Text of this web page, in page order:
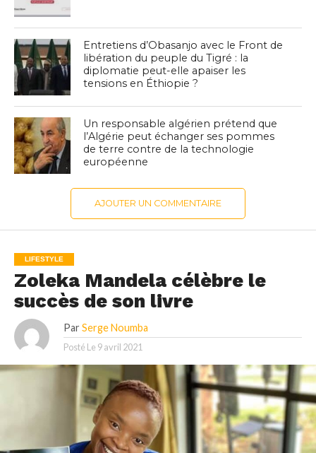
Entretiens d’Obasanjo avec le Front de
libération du peuple du Tigré : la
diplomatie peut-elle apaiser les
tensions en Éthiopie ?
Un responsable algérien prétend que
l’Algérie peut échanger ses pommes
de terre contre de la technologie
européenne
AJOUTER UN COMMENTAIRE
LIFESTYLE
Zoleka Mandela célèbre le
succès de son livre
Par Serge Noumba
Posté Le 9 avril 2021